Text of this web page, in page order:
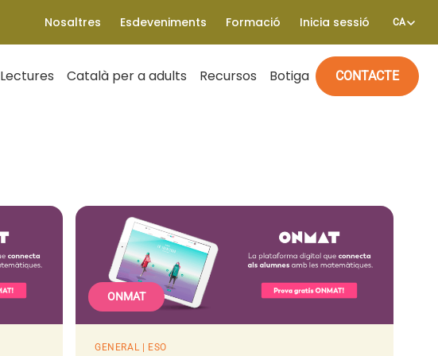
Nosaltres Esdeveniments Formació Inicia sessió CA
Lectures Català per a adults Recursos Botiga CONTACTE
ONMAT
GENERAL | ESO